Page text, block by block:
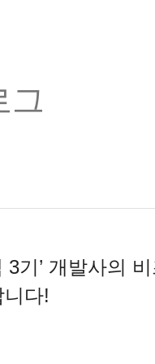
그
기’ 개발사의
다!